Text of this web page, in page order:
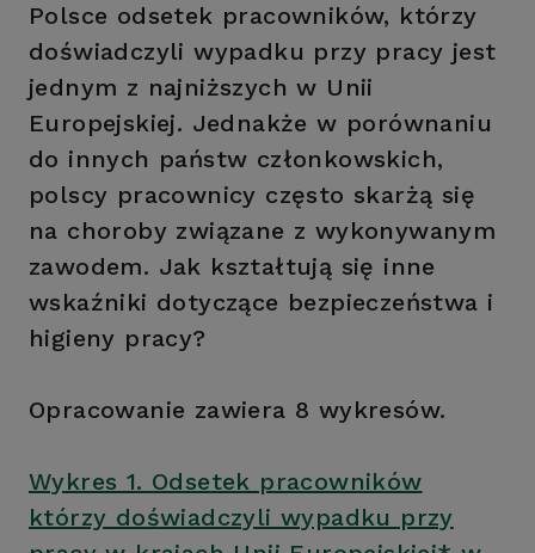
Polsce odsetek pracowników, którzy
doświadczyli wypadku przy pracy jest
jednym z najniższych w Unii
Europejskiej. Jednakże w porównaniu
do innych państw członkowskich,
polscy pracownicy często skarżą się
na choroby związane z wykonywanym
zawodem. Jak kształtują się inne
wskaźniki dotyczące bezpieczeństwa i
higieny pracy?
Opracowanie zawiera 8 wykresów.
Wykres 1. Odsetek pracowników
którzy doświadczyli wypadku przy